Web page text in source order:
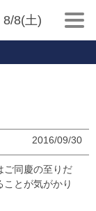
8/8(土)
2016/09/30
ご同慶の至りだ
とが気がかり